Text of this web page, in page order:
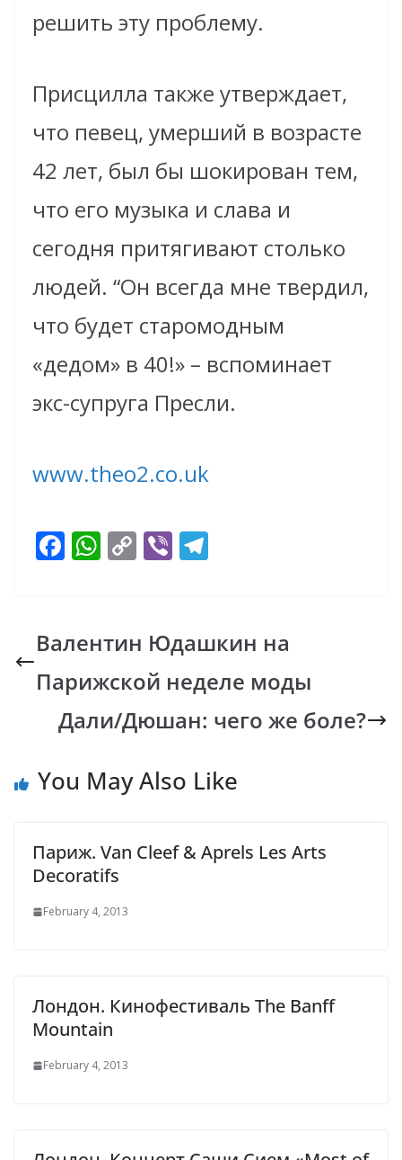
решить эту проблему.
Присцилла также утверждает,
что певец, умерший в возрасте
42 лет, был бы шокирован тем,
что его музыка и слава и
сегодня притягивают столько
людей. “Он всегда мне твердил,
что будет старомодным
«дедом» в 40!» – вспоминает
экс-супруга Пресли.
www.theo2.co.uk
F
b
o
o
k
W
s
A
p
p
C
y
Li
n
k
Vi
gr
a
m
Валентин Юдашкин на
Парижской неделе моды
Дали/Дюшан: чего же боле?
You May Also Like
Париж. Van Cleef & Aprels Les Arts
Decoratifs
February 4, 2013
Лондон. Кинофестиваль The Banff
Mountain
February 4, 2013